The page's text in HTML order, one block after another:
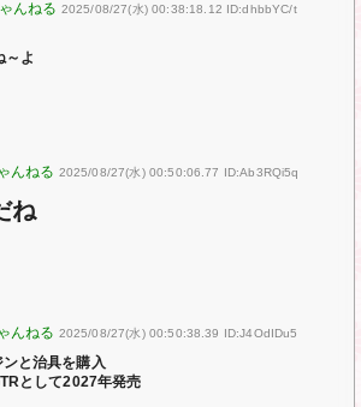
2025/08/27(水) 00:38:18.12 ID:dhbbYC/t
～よ
2025/08/27(水) 00:50:06.77 ID:Ab3RQi5q
ね
2025/08/27(水) 00:50:38.39 ID:J4OdIDu5
と治具を購入
として2027年発売